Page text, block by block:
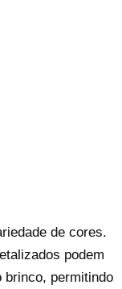
de cores.
podem
brinco, permitindo